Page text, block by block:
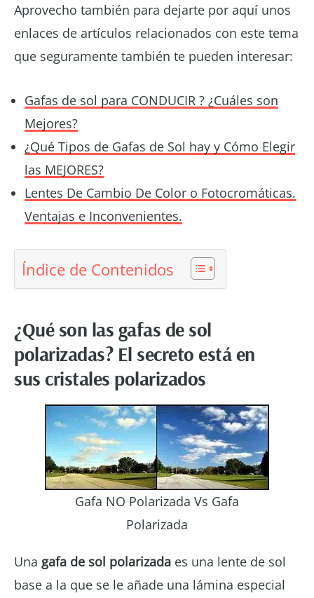
Aprovecho también para dejarte por aquí unos
enlaces de artículos relacionados con este tema
que seguramente también te pueden interesar:
Gafas de sol para CONDUCIR ? ¿Cuáles son
Mejores?
¿Qué Tipos de Gafas de Sol hay y Cómo Elegir
las MEJORES?
Lentes De Cambio De Color o Fotocromáticas.
Ventajas e Inconvenientes.
Índice de Contenidos
¿Qué son las gafas de sol
polarizadas? El secreto está en
sus cristales polarizados
Gafa NO Polarizada Vs Gafa
Polarizada
Una gafa de sol polarizada es una lente de sol
base a la que se le añade una lámina especial